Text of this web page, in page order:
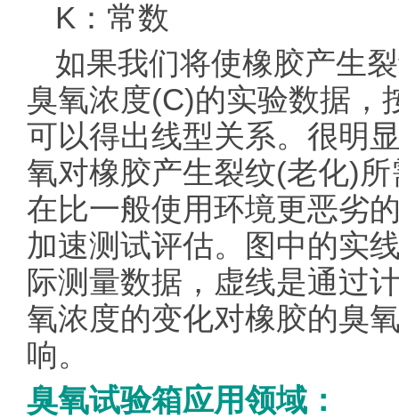
K：常数
如果我们将使橡胶产生
臭氧浓度(C)的实验数据，
可以得出线型关系。很明
氧对橡胶产生裂纹(老化)
在比一般使用环境更恶劣
加速测试评估。图中的实
际测量数据，虚线是通过
氧浓度的变化对橡胶的臭
响。
臭氧试验箱应用领域：